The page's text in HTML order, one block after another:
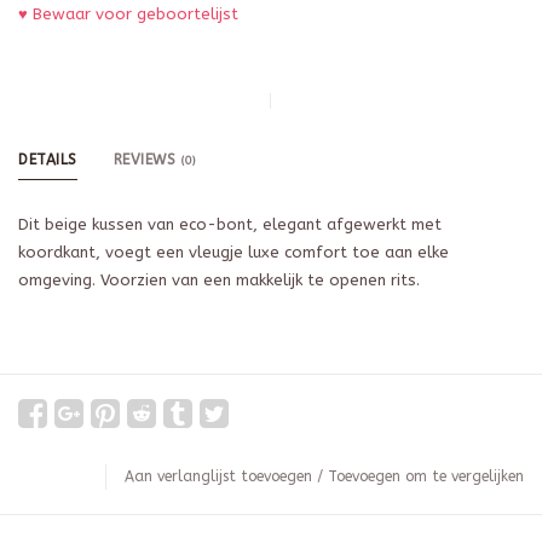
♥ Bewaar voor geboortelijst
DETAILS REVIEWS (0)
Dit beige kussen van eco-bont, elegant afgewerkt met
koordkant, voegt een vleugje luxe comfort toe aan elke
omgeving. Voorzien van een makkelijk te openen rits.
Aan verlanglijst toevoegen / Toevoegen om te vergelijken